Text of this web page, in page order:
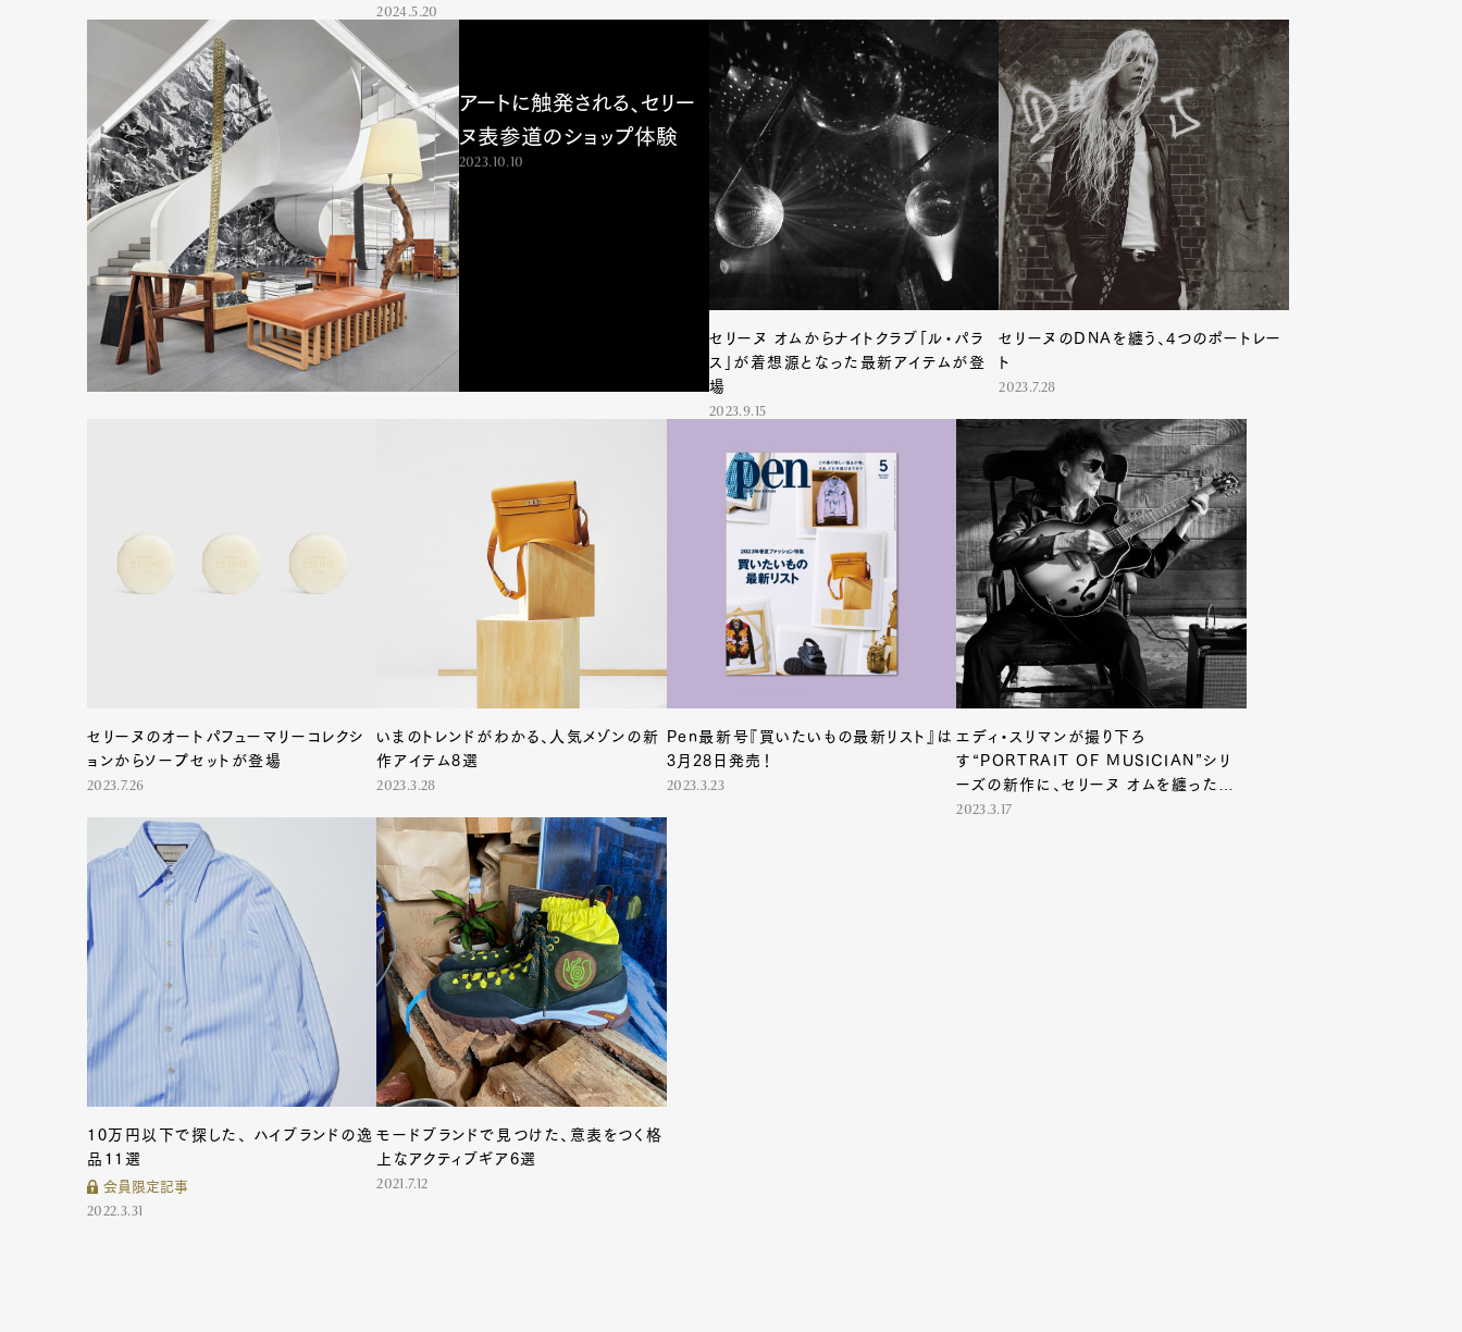
Art&Design Watch
Fashion
Gourmet
Product
Culture
Pen Membership Contact
2024.5.20
アートに触発される、セリー
ヌ表参道のショップ体験
2023.10.10
セリーヌ オムからナイトクラブ「ル・パラ
ス」が着想源となった最新アイテムが登
場
2023.9.15
セリーヌのDNAを纏う、4つのポートレー
ト
2023.7.28
セリーヌのオートパフューマリーコレクシ
ョンからソープセットが登場
2023.7.26
いまのトレンドがわかる、人気メゾンの新
作アイテム8選
2023.3.28
Pen最新号『買いたいもの最新リスト』は
3月28日発売！
2023.3.23
エディ・スリマンが撮り下ろ
す“PORTRAIT OF MUSICIAN”シリ
ーズの新作に、セリーヌ オムを纏ったボ
ブ・ディランが登場！
2023.3.17
10万円以下で探した、 ハイブランドの逸
品11選
会員限定記事
2022.3.31
モードブランドで見つけた、意表をつく格
上なアクティブギア6選
2021.7.12